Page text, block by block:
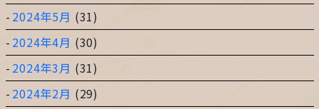
2024年5月 (31)
2024年4月 (30)
2024年3月 (31)
2024年2月 (29)